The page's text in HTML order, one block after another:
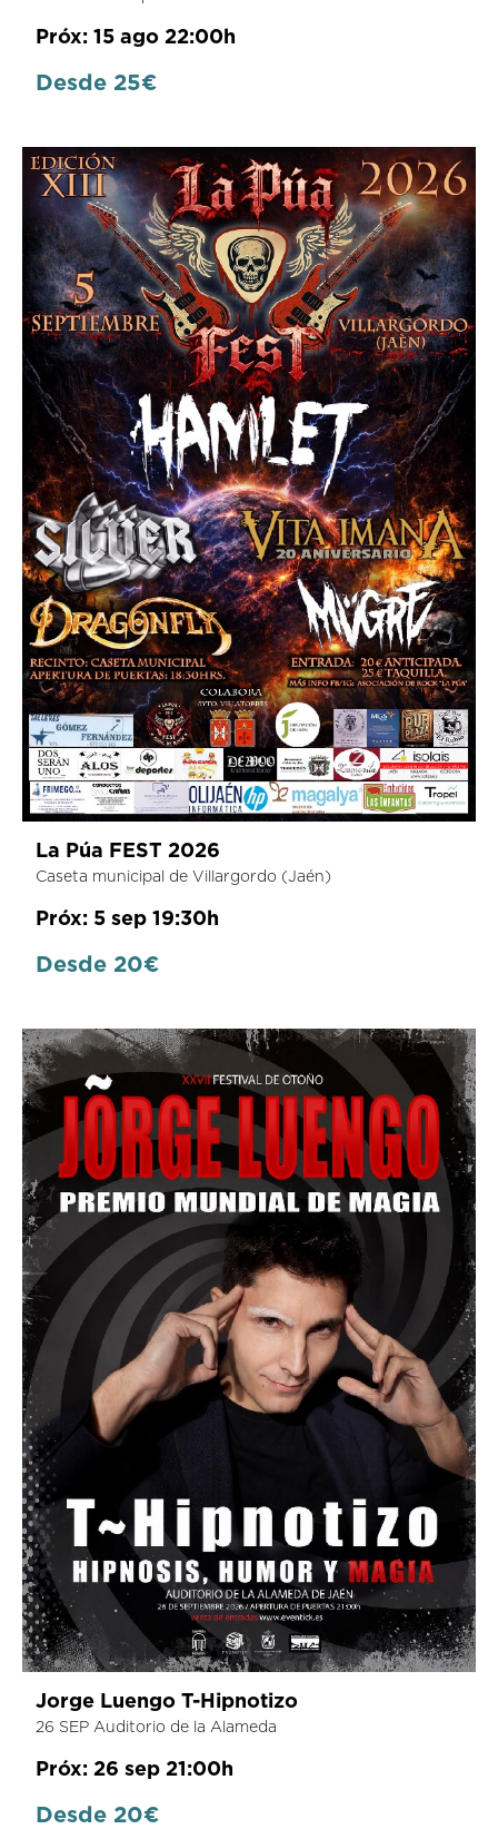
Próx: 15 ago 22:00h
Desde 25€
La Púa FEST 2026
Caseta municipal de Villargordo (Jaén)
Próx: 5 sep 19:30h
Desde 20€
Jorge Luengo T-Hipnotizo
26 SEP Auditorio de la Alameda
Próx: 26 sep 21:00h
Desde 20€